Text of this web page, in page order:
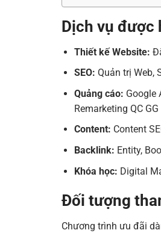
Dịch vụ được
Thiết kế Website:
SEO: Quản trị Web,
Quảng cáo: Google
Remarketing QC GG
Content: Content
Backlink: Entity,
Khóa học: Digital
Đối tượng
Chương trình ưu đãi